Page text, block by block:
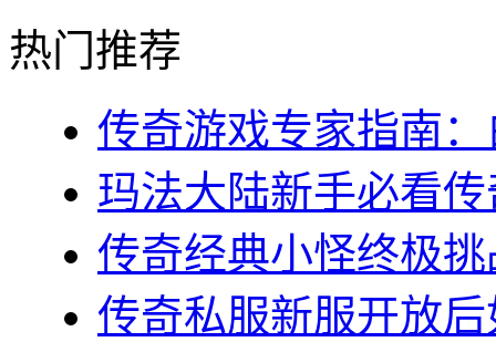
热门推荐
传奇游戏专家指南
玛法大陆新手必看
传奇经典小怪终极
传奇私服新服开放